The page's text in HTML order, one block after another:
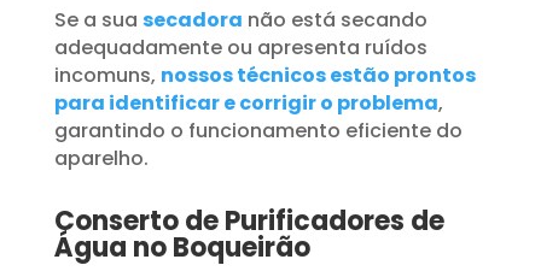
Se a sua secadora não está secando
adequadamente ou apresenta ruídos
incomuns, nossos técnicos estão prontos
para identificar e corrigir o problema,
garantindo o funcionamento eficiente do
aparelho.
Conserto de Purificadores de
Água no Boqueirão